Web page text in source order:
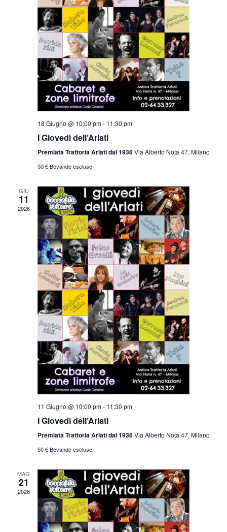
18 Giugno @ 10:00 pm- 11:30 pm
I Giovedì dell’Arlati
Premiata Trattoria Arlati dal 1936Via Alberto Nota 47, Milano
50 € Bevande escluse
GIU
11
2026
11 Giugno @ 10:00 pm- 11:30 pm
I Giovedì dell’Arlati
Premiata Trattoria Arlati dal 1936Via Alberto Nota 47, Milano
50 € Bevande escluse
MAG
21
2026